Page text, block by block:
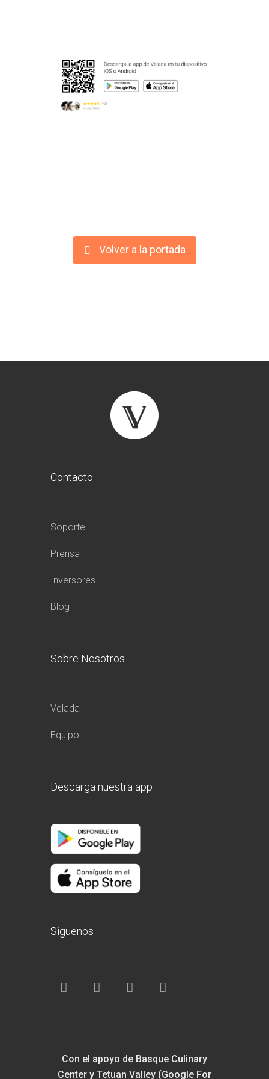
Volver a la portada
Contacto
Soporte
Prensa
Inversores
Blog
Sobre Nosotros
Velada
Equipo
Descarga nuestra app
Síguenos
Con el apoyo de Basque Culinary
Center y Tetuan Valley (Google For